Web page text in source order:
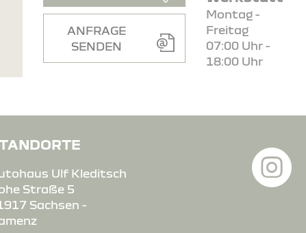
ANFRAGE
SENDEN
Montag -
Freitag
07:00 Uhr -
18:00 Uhr
Ulf Kleditsch
Straße 5
Sachsen -